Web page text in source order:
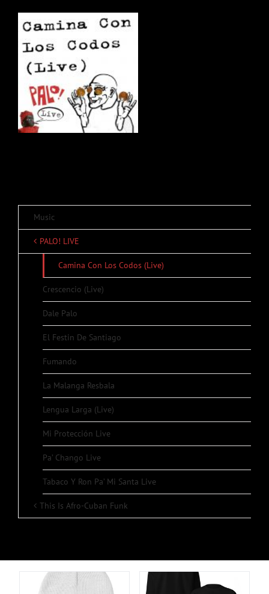
Music
PALO! LIVE
Camina Con Los Codos (Live)
Crescencio (Live)
Dale Palo
El Festin De Santiago
Fumando
La Malanga Resbala
Lengua Larga (Live)
Mi Protección Live
Pa’ Chango Live
Tabaco Y Ron Pa’ Mi Santa Live
This Is Afro-Cuban Funk